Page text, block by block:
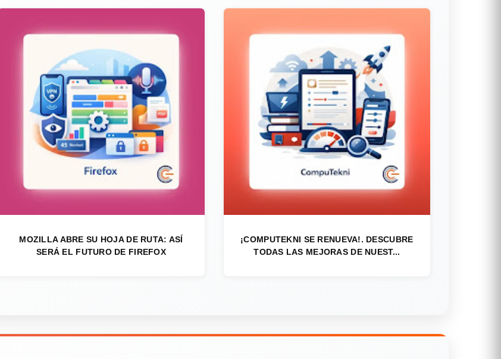
MOZILLA ABRE SU HOJA DE RUTA: ASÍ
SERÁ EL FUTURO DE FIREFOX
¡COMPUTEKNI SE RENUEVA!. DESCUBRE
TODAS LAS MEJORAS DE NUEST...